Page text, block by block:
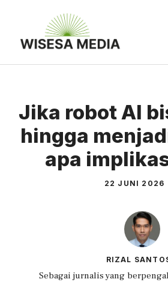
Jika robot AI
hingga
apa
22 JUNI 2026
RIZAL
Sebagai jurnalis yang